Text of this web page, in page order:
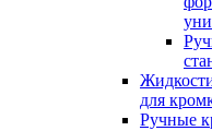
для
Ручные